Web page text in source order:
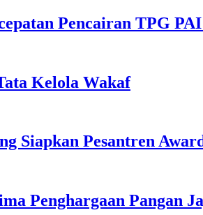
Pencairan TPG
Kelola Wakaf
Siapkan Pesantren
Penghargaan Pangan